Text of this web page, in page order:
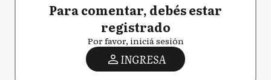
Para comentar, debés estar
registrado
Por favor, iniciá sesión
INGRESA